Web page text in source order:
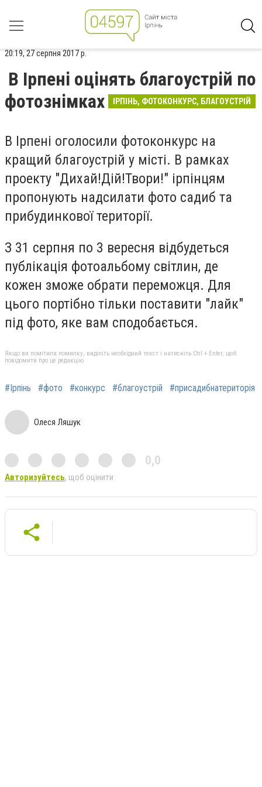
20:19, 27 серпня 2017 р.
В Ірпені оцінять благоустрій по
фотознімках
ІРПІНЬ, ФОТОКОНКУРС, БЛАГОУСТРІЙ
В Ірпені оголосили фотоконкурс на
кращий благоустрій у місті. В рамках
проекту "Дихай!Дій!Твори!" ірпінцям
пропонують надсилати фото садиб та
прибудинкової території.
З 31 серпня по 3 вересня відбудеться
публікація фотоальбому світлин, де
кожен зможе обрати переможця. Для
цього портібно тільки поставити "лайк"
під фото, яке вам сподобається.
Якщо ви помітили помилку, виділіть необхідний текст і натисніть Ctrl + Enter, щоб
повідомити про це редакцію
#Ірпінь #фото #конкурс #благоустрій #присадибнатериторія
Олеся Ляшук
0,0
Авторизуйтесь, щоб оцінити